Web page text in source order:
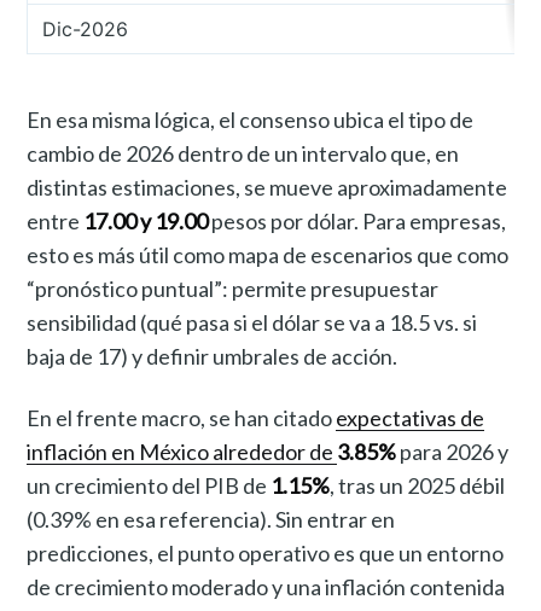
Dic-2026
En esa misma lógica, el consenso ubica el tipo de
cambio de 2026 dentro de un intervalo que, en
distintas estimaciones, se mueve aproximadamente
entre 17.00 y 19.00pesos por dólar. Para empresas,
esto es más útil como mapa de escenarios que como
“pronóstico puntual”: permite presupuestar
sensibilidad (qué pasa si el dólar se va a 18.5 vs. si
baja de 17) y definir umbrales de acción.
En el frente macro, se han citadoexpectativas de
inflación en México alrededor de 3.85%para 2026 y
un crecimiento del PIB de 1.15%, tras un 2025 débil
(0.39% en esa referencia). Sin entrar en
predicciones, el punto operativo es que un entorno
de crecimiento moderado y una inflación contenida